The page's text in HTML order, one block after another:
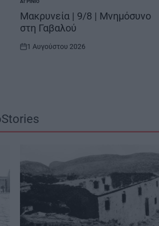
POSTED
IN
ΑΓΡΊΝΙΟ
Μακρυνεία | 9/8 | Μνημόσυνο
στη Γαβαλού
on
1 Αυγούστου 2026